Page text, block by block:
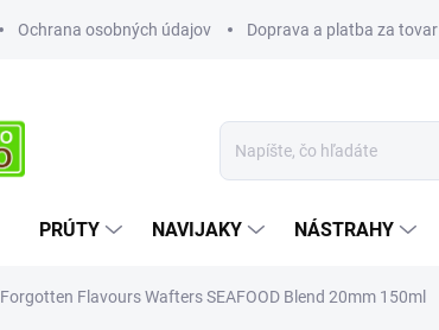
Ochrana osobných údajov Doprava a platba za tovar
PRÚTY NAVIJAKY NÁSTRAHY
Forgotten Flavours Wafters SEAFOOD Blend 20mm 150ml